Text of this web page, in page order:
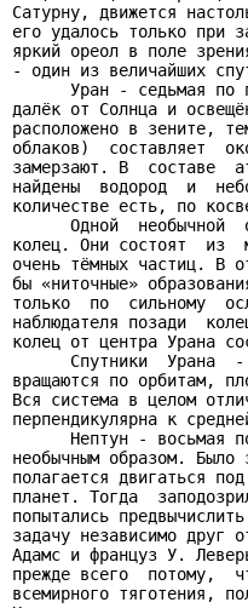
Сатурну, движется
его удалось только при
яркий ореол в поле
- один из величайших
Уран - седьмая по
далёк от Солнца и
расположено в зените,
облаков)  составляет
замерзают. В  составе
найдены  водород  и
количестве есть, по
Одной  необычной
колец. Они состоят  из
очень тёмных частиц. В
бы «ниточные»
только  по  сильному
наблюдателя позади
колец от центра Урана
Спутники  Урана
вращаются по орбитам,
Вся система в целом
перпендикулярна к
Нептун - восьмая
необычным образом.
полагается двигаться
планет. Тогда
попытались
задачу независимо
Адамс и француз У.
прежде всего  потому,
всемирного тяготения,